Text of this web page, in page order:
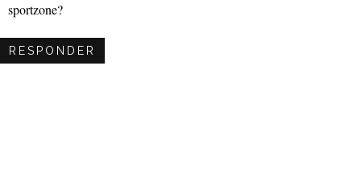
sportzone?
RESPONDER